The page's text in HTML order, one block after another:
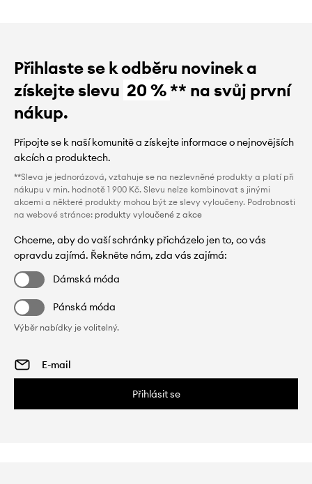
Přihlaste se k odběru novinek a
získejte slevu 20 %** na svůj první
nákup.
Připojte se k naší komunitě a získejte informace o nejnovějších
akcích a produktech.
**Sleva je jednorázová, vztahuje se na nezlevněné produkty a platí při
nákupu v min. hodnotě 1 900 Kč. Slevu nelze kombinovat s jinými
akcemi a některé produkty mohou být ze slevy vyloučeny. Podrobnosti
na webové stránce: produkty vyloučené z akce
Chceme, aby do vaší schránky přicházelo jen to, co vás
opravdu zajímá. Řekněte nám, zda vás zajímá:
Dámská móda
Pánská móda
Výběr nabídky je volitelný.
Přihlásit se